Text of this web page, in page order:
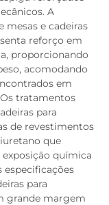
A
e cadeiras
reforço em
proporcionando
acomodando
em
tratamentos
para
de revestimentos
que
química
especificações
para
grande margem